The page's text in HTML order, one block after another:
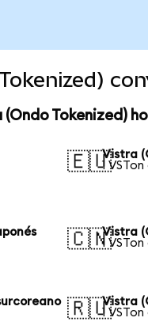
Tokenized)
🇪🇺Vistra
1
🇨🇳Vistra
1
🇷🇺Vistra
1 VSTon